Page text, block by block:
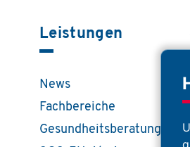
Leistungen
News
Fachbereiche
Gesundheitsberatung